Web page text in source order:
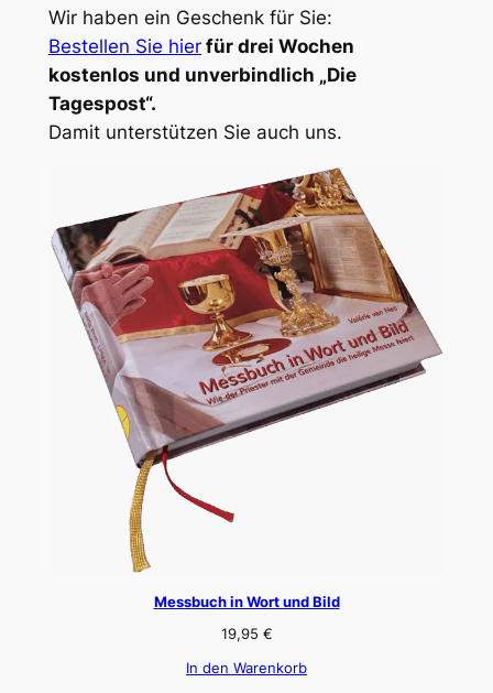
Wir haben ein Geschenk für Sie:
Bestellen Sie hier für drei Wochen
kostenlos und unverbindlich „Die
Tagespost“.
Damit unterstützen Sie auch uns.
Messbuch in Wort und Bild
19,95 €
In den Warenkorb